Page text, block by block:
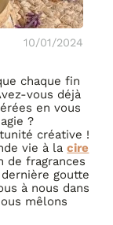
10/01/2024
chaque fin
vous déjà
en vous
?
créative !
vie à lacire
de fragrances
goutte
à nous dans
mêlons